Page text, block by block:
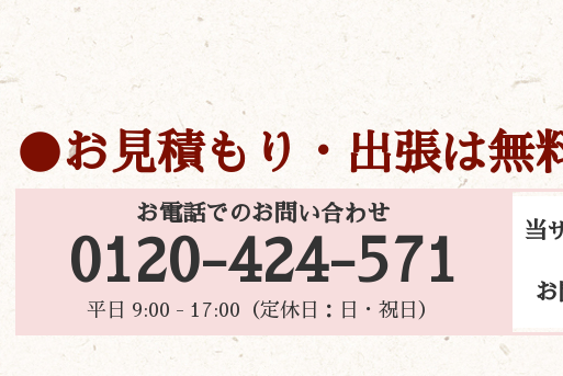
お見積もり・出張は無
お電話でのお問い合わせ
0120-424-571
平日 9:00 - 17:00（定休日：日・祝日）
当